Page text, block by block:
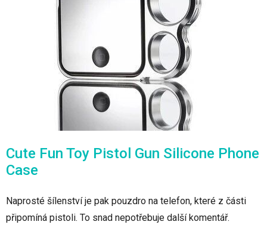
Cute Fun Toy Pistol Gun Silicone Phone
Case
Naprosté šílenství je pak pouzdro na telefon, které z části
připomíná pistoli. To snad nepotřebuje další komentář.